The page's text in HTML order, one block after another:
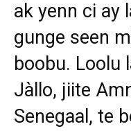
ak yenn ci ay
gunge seen
boobu. Loolu
Jàllo, jiite
Senegaal, te